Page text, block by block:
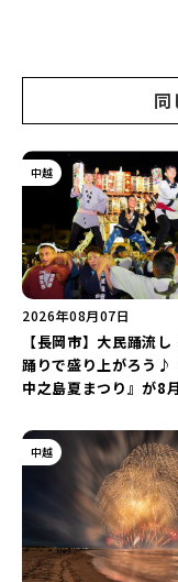
同
中越
2026年08月07日
【長岡市】大民踊流
踊りで盛り上がろう♪
中之島夏まつり』が8
手”のシュート対決は
中越